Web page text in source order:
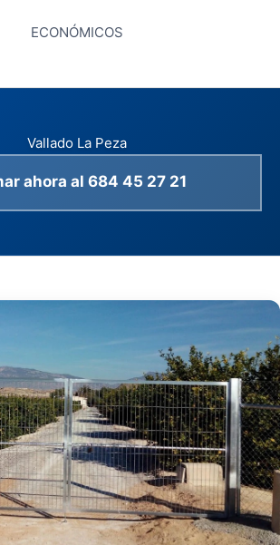
ECONÓMICOS
Vallado La Peza
ahora al 684 45 27 21